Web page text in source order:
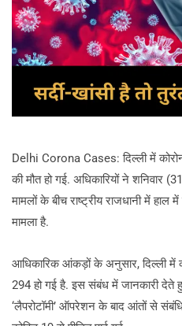
Delhi Corona Cases: दिल्ली में
की मौत हो गई. अधिकारियों ने शनिवार
मामलों के बीच राष्ट्रीय राजधानी में
मामला है.
आधिकारिक आंकड़ों के अनुसार, दिल्ली में
294 हो गई है. इस संबंध में जानकारी देते
‘लैपरोटॉमी’ ऑपरेशन के बाद आंतों से